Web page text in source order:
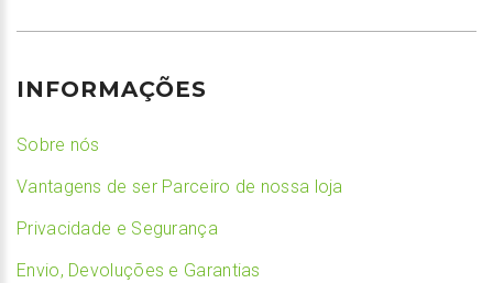
INFORMAÇÕES
Sobre nós
Vantagens de ser Parceiro de nossa loja
Privacidade e Segurança
Envio, Devoluções e Garantias